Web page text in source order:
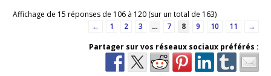
Affichage de 15 réponses de 106 à 120 (sur un total de 163)
←
1 2 3 … 7 8 9 10 11
→
Partager sur vos réseaux sociaux préférés :